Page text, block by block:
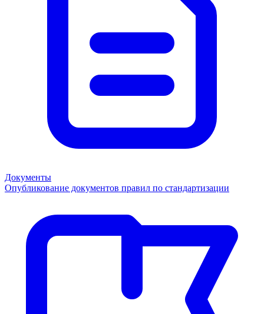
Документы
Опубликование документов правил по стандартизации